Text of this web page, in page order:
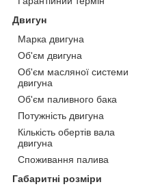
Двигун
Марка двигуна
Об'єм двигуна
Об'єм масляної системи
двигуна
Об'єм паливного бака
Потужність двигуна
Кількість обертів вала
двигуна
Споживання палива
Габаритні розміри